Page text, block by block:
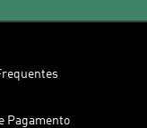
Pagamento